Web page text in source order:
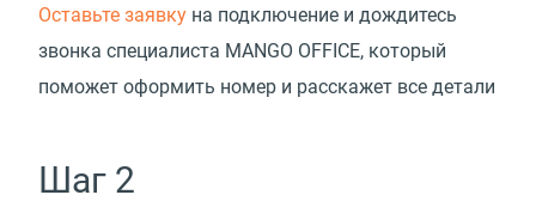
Оставьте заявку на подключение и дождитесь
звонка специалиста MANGO OFFICE, который
поможет оформить номер и расскажет все детали
Шаг 2